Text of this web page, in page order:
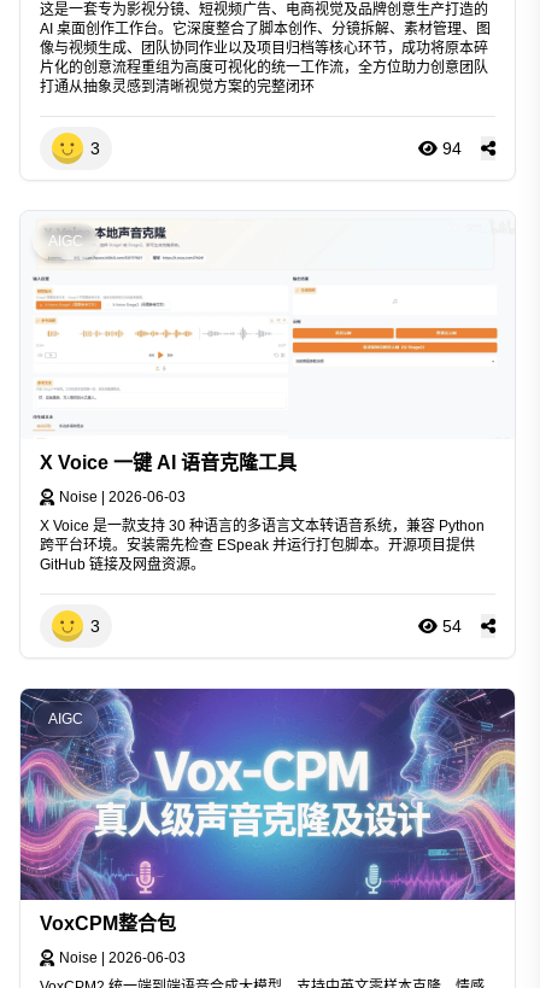
这是一套专为影视分镜、短视频广告、电商视觉及品牌创意生产打造的
AI 桌面创作工作台。它深度整合了脚本创作、分镜拆解、素材管理、图
像与视频生成、团队协同作业以及项目归档等核心环节，成功将原本碎
片化的创意流程重组为高度可视化的统一工作流，全方位助力创意团队
打通从抽象灵感到清晰视觉方案的完整闭环
3 94
AIGC
X Voice 一键 AI 语音克隆工具
Noise | 2026-06-03
X Voice 是一款支持 30 种语言的多语言文本转语音系统，兼容 Python
跨平台环境。安装需先检查 ESpeak 并运行打包脚本。开源项目提供
GitHub 链接及网盘资源。
3 54
AIGC
VoxCPM整合包
Noise | 2026-06-03